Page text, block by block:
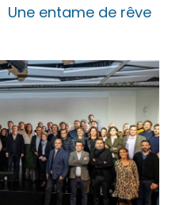
Une entame de rêve